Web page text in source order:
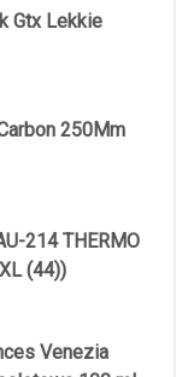
Gtx Lekkie
250Mm
214 THERMO
(44))
Venezia